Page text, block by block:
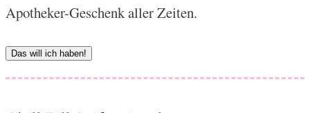
Apotheker-Geschenk aller Zeiten.
Das will ich haben!